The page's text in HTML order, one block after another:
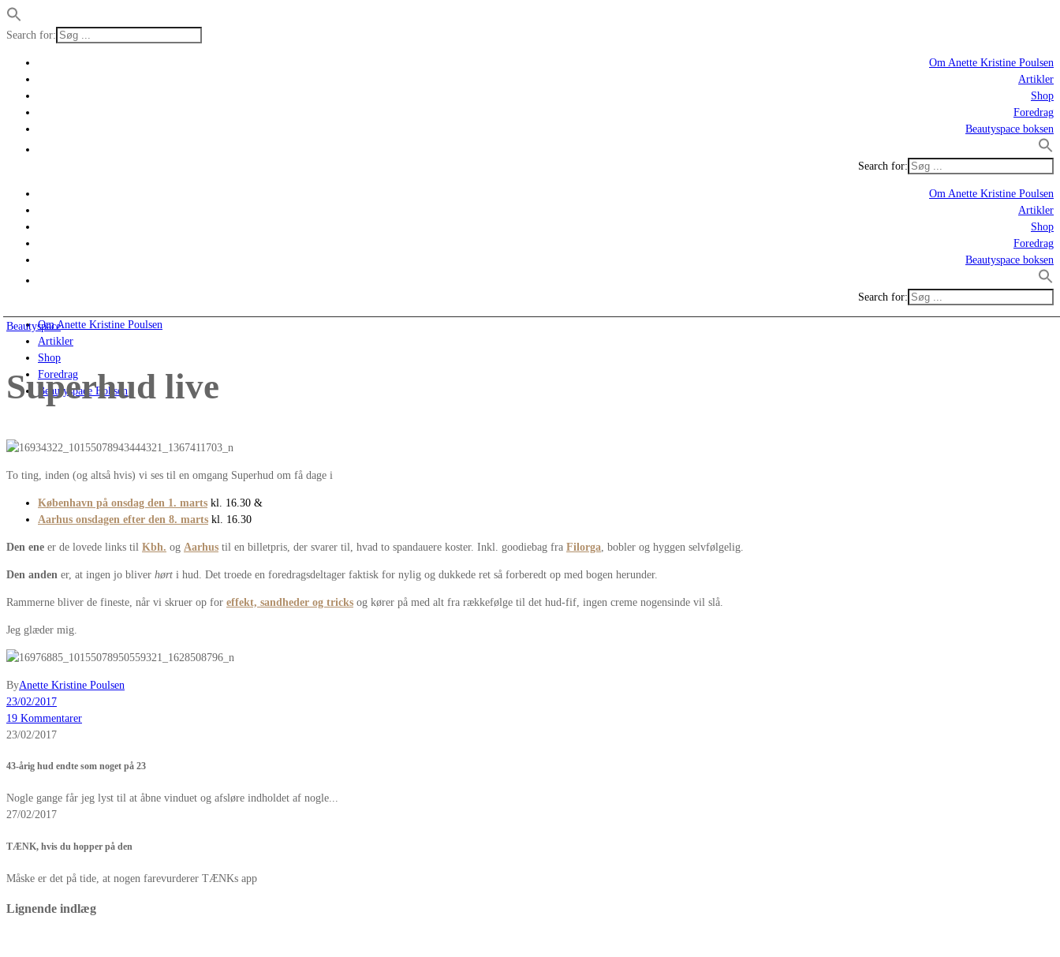
Search for:
Om Anette Kristine Poulsen
Artikler
Shop
Foredrag
Beautyspace boksen
Search for:
Om Anette Kristine Poulsen
Artikler
Shop
Foredrag
Beautyspace boksen
Search for:
Om Anette Kristine Poulsen
Artikler
Shop
Foredrag
Beautyspace Boksen
Beautyspace
Superhud live
To ting, inden (og altså hvis) vi ses til en omgang Superhud om få dage i
København på onsdag den 1. marts kl. 16.30 &
Aarhus onsdagen efter den 8. marts kl. 16.30
Den ene er de lovede links til Kbh. og Aarhus til en billetpris, der svarer til, hvad to spandauere koster. Inkl. goodiebag fra Filorga , bobler og hyggen selvfølgelig.
Den anden er, at ingen jo bliver hørt i hud. Det troede en foredragsdeltager faktisk for nylig og dukkede ret så forberedt op med bogen herunder.
Rammerne bliver de fineste, når vi skruer op for effekt, sandheder og tricks og kører på med alt fra rækkefølge til det hud-fif, ingen creme nogensinde vil slå.
Jeg glæder mig.
ByAnette Kristine Poulsen
23/02/2017
19 Kommentarer
23/02/2017
43-årig hud endte som noget på 23
Nogle gange får jeg lyst til at åbne vinduet og afsløre indholdet af nogle...
27/02/2017
TÆNK, hvis du hopper på den
Måske er det på tide, at nogen farevurderer TÆNKs app
Lignende indlæg